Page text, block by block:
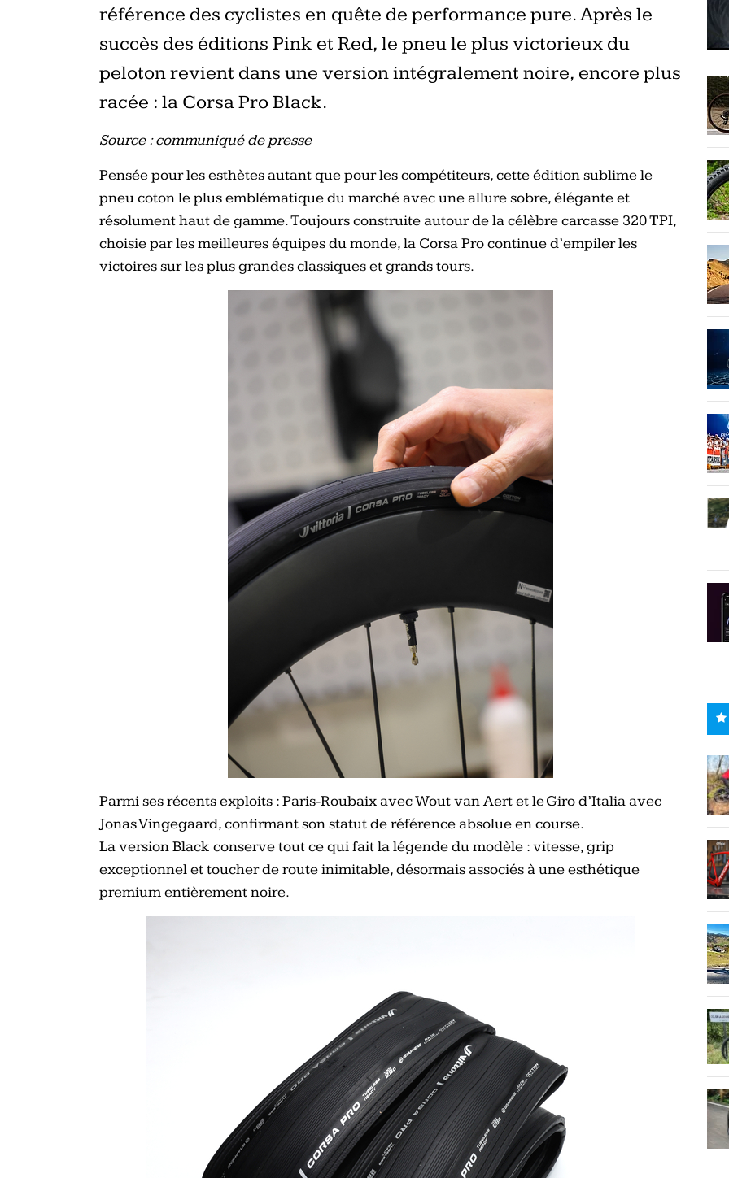
référence des cyclistes en quête de performance pure. Après le
succès des éditions Pink et Red, le pneu le plus victorieux du
peloton revient dans une version intégralement noire, encore plus
racée : la Corsa Pro Black.
Source : communiqué de presse
Pensée pour les esthètes autant que pour les compétiteurs, cette édition sublime le
pneu coton le plus emblématique du marché avec une allure sobre, élégante et
résolument haut de gamme. Toujours construite autour de la célèbre carcasse 320 TPI,
choisie par les meilleures équipes du monde, la Corsa Pro continue d’empiler les
victoires sur les plus grandes classiques et grands tours.
Parmi ses récents exploits : Paris‑Roubaix avec Wout van Aert et le Giro d’Italia avec
Jonas Vingegaard, confirmant son statut de référence absolue en course.
La version Black conserve tout ce qui fait la légende du modèle : vitesse, grip
exceptionnel et toucher de route inimitable, désormais associés à une esthétique
premium entièrement noire.